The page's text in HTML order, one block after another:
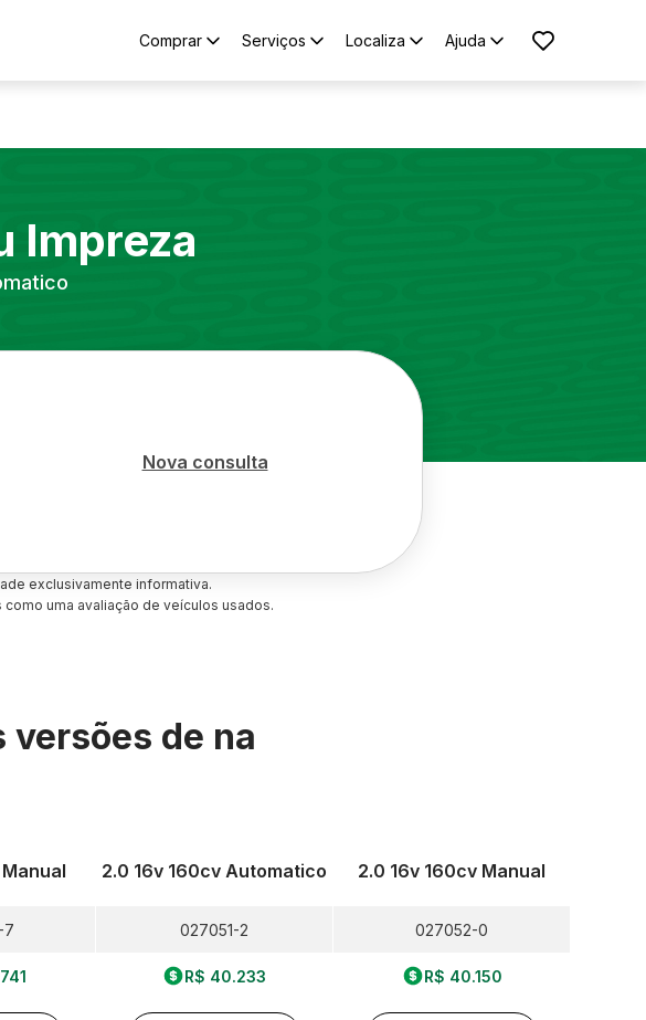
Comprar Serviços Localiza Ajuda
Impreza
Nova consulta
exclusivamente informativa.
uma avaliação de veículos usados.
versões de na
Manual
7
2.0 16v 160cv Automatico
027051-2
R$ 40.233
2.0 16v 160cv Manual
027052-0
R$ 40.150